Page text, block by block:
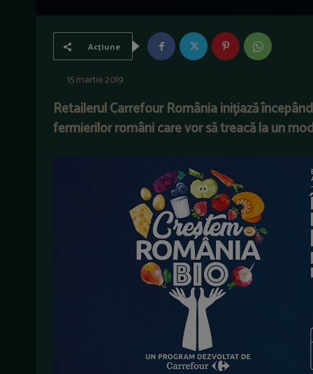
Acțiune
15 martie 2019
Retailerul Carrefour România inițiază
fermierilor români care vor să treacă la un